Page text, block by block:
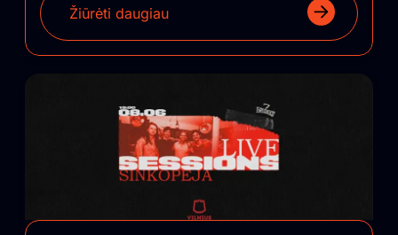
Žiūrėti daugiau